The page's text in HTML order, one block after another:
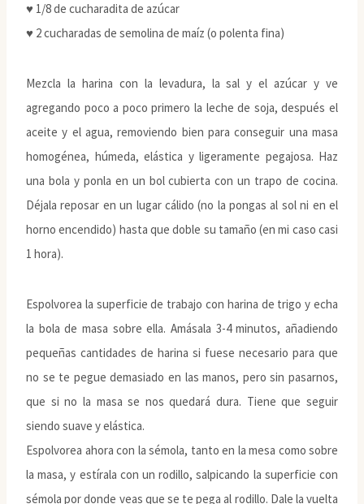
♥ 1/8 de cucharadita de azúcar
♥ 2 cucharadas de semolina de maíz (o polenta fina)
Mezcla la harina con la levadura, la sal y el azúcar y ve
agregando poco a poco primero la leche de soja, después el
aceite y el agua, removiendo bien para conseguir una masa
homogénea, húmeda, elástica y ligeramente pegajosa. Haz
una bola y ponla en un bol cubierta con un trapo de cocina.
Déjala reposar en un lugar cálido (no la pongas al sol ni en el
horno encendido) hasta que doble su tamaño (en mi caso casi
1 hora).
Espolvorea la superficie de trabajo con harina de trigo y echa
la bola de masa sobre ella. Amásala 3-4 minutos, añadiendo
pequeñas cantidades de harina si fuese necesario para que
no se te pegue demasiado en las manos, pero sin pasarnos,
que si no la masa se nos quedará dura. Tiene que seguir
siendo suave y elástica.
Espolvorea ahora con la sémola, tanto en la mesa como sobre
la masa, y estírala con un rodillo, salpicando la superficie con
sémola por donde veas que se te pega al rodillo. Dale la vuelta